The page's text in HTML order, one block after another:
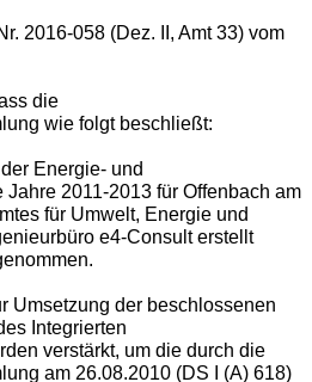
2016-058 (Dez. II, Amt 33) vom
die
wie folgt beschließt:
Energie- und
2011-2013 für Offenbach am
für Umwelt, Energie und
e4-Consult erstellt
Umsetzung der beschlossenen
Integrierten
verstärkt, um die durch die
am 26.08.2010 (DS I (A) 618)